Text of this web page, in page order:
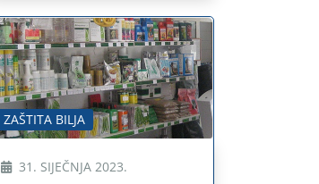
ZAŠTITA BILJA
31. SIJEČNJA 2023.